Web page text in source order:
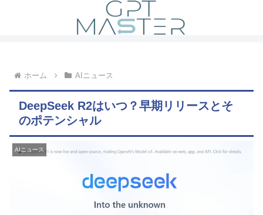
ホーム AIニュース
DeepSeek R2はいつ？早期リリースとそ
のポテンシャル
AIニュース